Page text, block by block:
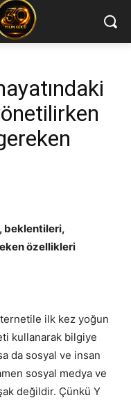
beklentileri,
özellikleri
ilk kez yoğun
kullanarak bilgiye
da sosyal ve insan
sosyal medya ve
değildir. Çünkü Y